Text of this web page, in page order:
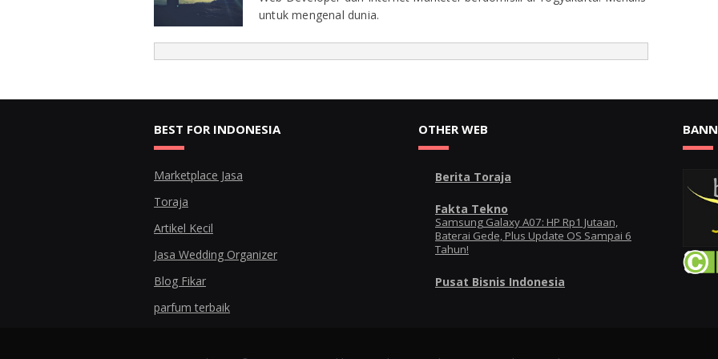
untuk mengenal dunia.
BEST FOR INDONESIA
Marketplace Jasa
Toraja
Artikel Kecil
Jasa Wedding Organizer
Blog Fikar
parfum terbaik
OTHER WEB
Berita Toraja
Fakta Tekno
Samsung Galaxy A07: HP Rp1 Jutaan,
Baterai Gede, Plus Update OS Sampai 6
Tahun!
Pusat Bisnis Indonesia